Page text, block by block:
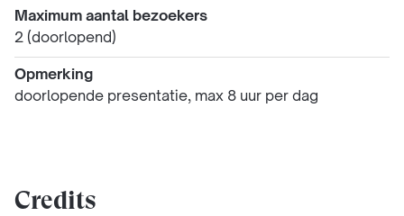
Maximum aantal bezoekers
2 (doorlopend)
Opmerking
doorlopende presentatie, max 8 uur per dag
Credits